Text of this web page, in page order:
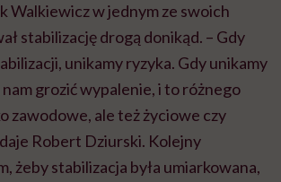
Walkiewicz w jednym ze swoich
stabilizację drogą donikąd. – Gdy
unikamy ryzyka. Gdy unikamy
grozić wypalenie, i to różnego
zawodowe, ale też życiowe czy
Robert Dziurski. Kolejny
żeby stabilizacja była umiarkowana,